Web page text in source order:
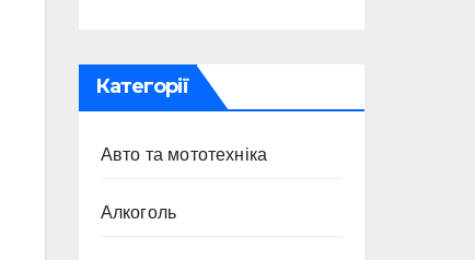
Категорії
Авто та мототехніка
Алкоголь